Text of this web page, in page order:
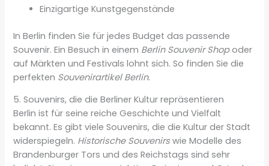
Einzigartige Kunstgegenstände
In Berlin finden Sie für jedes Budget das passende
Souvenir. Ein Besuch in einem Berlin Souvenir Shopoder
auf Märkten und Festivals lohnt sich. So finden Sie die
perfekten Souvenirartikel Berlin.
5. Souvenirs, die die Berliner Kultur repräsentieren
Berlin ist für seine reiche Geschichte und Vielfalt
bekannt. Es gibt viele Souvenirs, die die Kultur der Stadt
widerspiegeln. Historische Souvenirs wie Modelle des
Brandenburger Tors und des Reichstags sind sehr